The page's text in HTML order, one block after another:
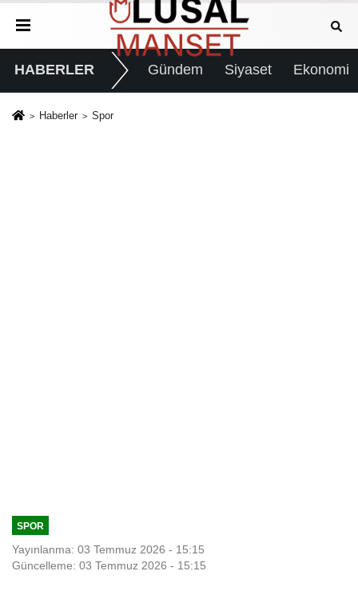
HABERLER Gündem Siyaset Ekonomi
Haberler Spor
SPOR
Yayınlanma: 03 Temmuz 2026 - 15:15
Güncelleme: 03 Temmuz 2026 - 15:15